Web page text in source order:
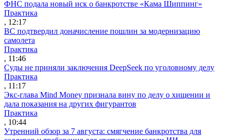
ФНС подала новый иск о банкротстве «Кама Шиппинг»
Практика
, 12:17
ВС подтвердил доначисление пошлин за модернизацию
самолета
Практика
, 11:46
Суды не приняли заключения DeepSeek по уголовному делу
Практика
, 11:17
Экс-глава Mind Money признала вину по делу о хищении и
дала показания на других фигурантов
Практика
, 10:44
Утренний обзор за 7 августа: смягчение банкротства для